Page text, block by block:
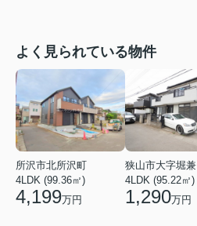
よく見られている物件
所沢市北所沢町
4LDK (99.36㎡)
4,199万円
狭山市大字堀兼
4LDK (95.22㎡)
1,290万円